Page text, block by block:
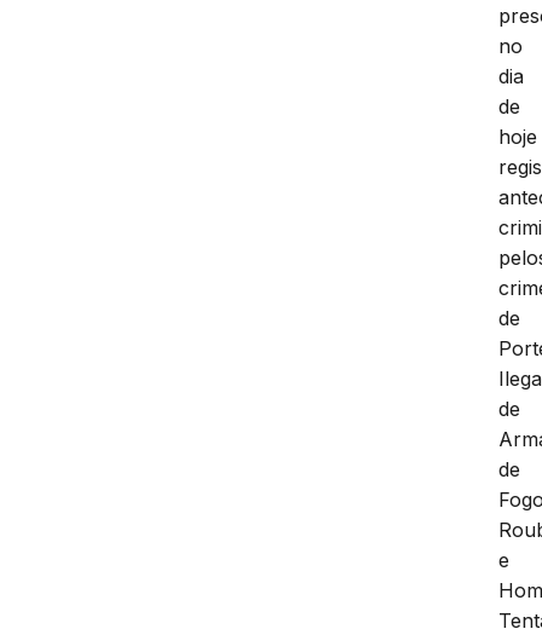
no
dia
de
hoje
de
de
de
e